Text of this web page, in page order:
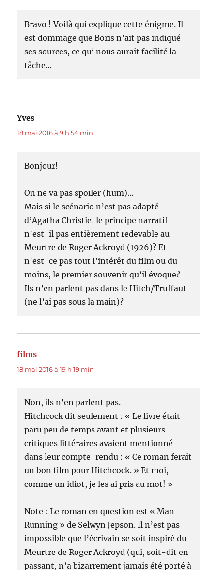
Bravo ! Voilà qui explique cette énigme. Il
est dommage que Boris n’ait pas indiqué
ses sources, ce qui nous aurait facilité la
tâche…
Yves
18 mai 2016 à 9 h 54 min
Bonjour!
On ne va pas spoiler (hum)…
Mais si le scénario n’est pas adapté
d’Agatha Christie, le principe narratif
n’est-il pas entièrement redevable au
Meurtre de Roger Ackroyd (1926)? Et
n’est-ce pas tout l’intérêt du film ou du
moins, le premier souvenir qu’il évoque?
Ils n’en parlent pas dans le Hitch/Truffaut
(ne l’ai pas sous la main)?
films
18 mai 2016 à 19 h 19 min
Non, ils n’en parlent pas.
Hitchcock dit seulement : « Le livre était
paru peu de temps avant et plusieurs
critiques littéraires avaient mentionné
dans leur compte-rendu : « Ce roman ferait
un bon film pour Hitchcock. » Et moi,
comme un idiot, je les ai pris au mot! »
Note : Le roman en question est « Man
Running » de Selwyn Jepson. Il n’est pas
impossible que l’écrivain se soit inspiré du
Meurtre de Roger Ackroyd (qui, soit-dit en
passant, n’a bizarrement jamais été porté à